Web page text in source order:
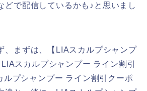
どで配信しているかも♪と思いまし
、まずは、【LIAスカルプシャンプ
スカルプシャンプー ライン割引
ルプシャンプー ライン割引クーポ